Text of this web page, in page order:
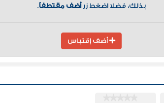
بذلك، فضلا اضغط زرأضف مقتطفاً.
أضف إقتباس